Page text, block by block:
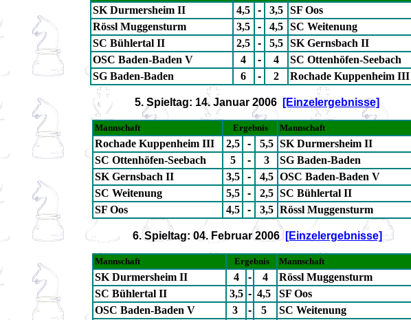
SK Durmersheim II 4,5 - 3,5
SF Oos
Rössl Muggensturm
3,5 - 4,5
SC Weitenung
SC Bühlertal II
2,5 - 5,5
SK Gernsbach II
OSC Baden-Baden V
4 - 4
SC Ottenhöfen-Seebach
SG Baden-Baden
6 - 2 Rochade Kuppenheim III
5. Spieltag: 14. Januar 2006 [Einzelergebnisse]
Mannschaft Ergebnis Mannschaft
Rochade Kuppenheim III 2,5 - 5,5 SK Durmersheim II
SC Ottenhöfen-Seebach
5 - 3
SG Baden-Baden
SK Gernsbach II
3,5 - 4,5 OSC Baden-Baden V
SC Weitenung
5,5 - 2,5 SC Bühlertal II
SF Oos
4,5 - 3,5 Rössl Muggensturm
6. Spieltag: 04. Februar 2006 [Einzelergebnisse]
Mannschaft Ergebnis Mannschaft
SK Durmersheim II 4 - 4
Rössl Muggensturm
SC Bühlertal II
3,5 - 4,5
SF Oos
OSC Baden-Baden V
3 - 5
SC Weitenung